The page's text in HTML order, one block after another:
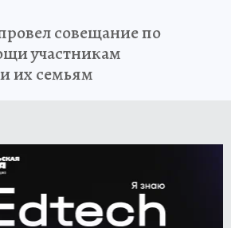
совещание по
участникам
их семьям